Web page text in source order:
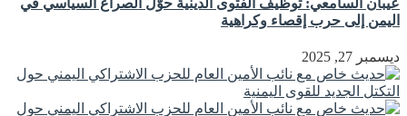
عيبان السامعي: توظيف الفتوى الدينية حوّل الصراع السياسي في
اليمن إلى حرب إقصاء وكراهية
ديسمبر 27, 2025